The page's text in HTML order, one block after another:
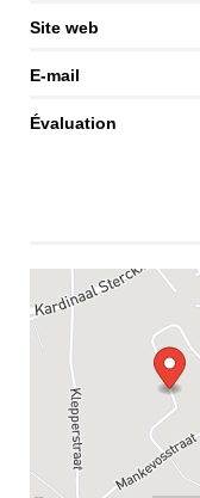
Site web
E-mail
Évaluation